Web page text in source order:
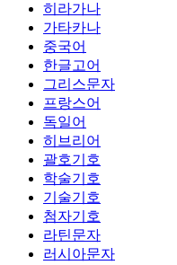
히라가나
가타카나
중국어
한글고어
그리스문자
프랑스어
독일어
히브리어
괄호기호
학술기호
기술기호
첨자기호
라틴문자
러시아문자